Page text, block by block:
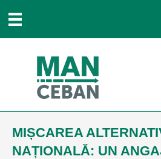
MIȘCAREA
NAȚIONALĂ: UN